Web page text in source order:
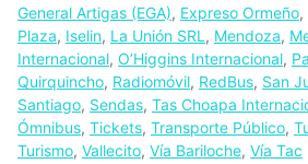
General Artigas (EGA), Expreso Ormeño,
Plaza, Iselin, La Unión SRL , Mendoza,
Internacional, O’Higgins Internacional,
Quirquincho, Radiomóvil, RedBus, San
Santiago, Sendas, Tas Choapa
Ómnibus, Tickets, Transporte Público,
Turismo, Vallecito, Vía Bariloche, Vía Tac